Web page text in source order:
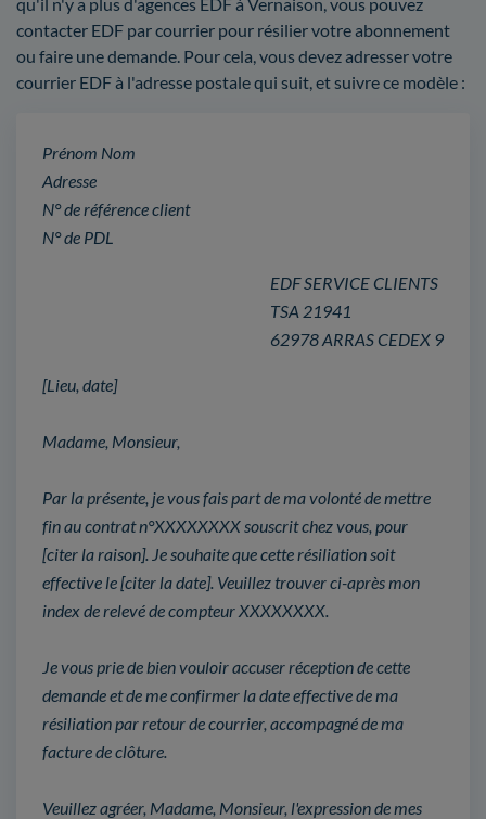
contacter EDF par courrier pour résilier votre abonnement
ou faire une demande. Pour cela, vous devez adresser votre
courrier EDF à l'adresse postale qui suit, et suivre ce modèle :
Prénom Nom
Adresse
N° de référence client
N° de PDL
EDF SERVICE CLIENTS
TSA 21941
62978 ARRAS CEDEX 9
[Lieu, date]
Madame, Monsieur,
Par la présente, je vous fais part de ma volonté de mettre
fin au contrat n°XXXXXXXX souscrit chez vous, pour
[citer la raison]. Je souhaite que cette résiliation soit
effective le [citer la date]. Veuillez trouver ci-après mon
index de relevé de compteur XXXXXXXX.
Je vous prie de bien vouloir accuser réception de cette
demande et de me confirmer la date effective de ma
résiliation par retour de courrier, accompagné de ma
facture de clôture.
Veuillez agréer, Madame, Monsieur, l'expression de mes